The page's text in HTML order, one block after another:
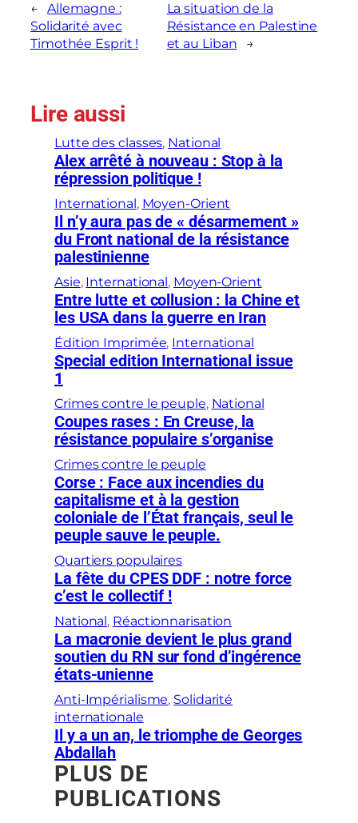
←
Allemagne :
Solidarité avec
Timothée Esprit !
La situation de la
Résistance en Palestine
et au Liban
→
Lire aussi
Lutte des classes, National
Alex arrêté à nouveau : Stop à la
répression politique !
International , Moyen-Orient
Il n’y aura pas de « désarmement »
du Front national de la résistance
palestinienne
Asie, International , Moyen-Orient
Entre lutte et collusion : la Chine et
les USA dans la guerre en Iran
Édition Imprimée, International
Special edition International issue
1
Crimes contre le peuple, National
Coupes rases : En Creuse, la
résistance populaire s’organise
Crimes contre le peuple
Corse : Face aux incendies du
capitalisme et à la gestion
coloniale de l’État français, seul le
peuple sauve le peuple.
Quartiers populaires
La fête du CPES DDF : notre force
c’est le collectif !
National , Réactionnarisation
La macronie devient le plus grand
soutien du RN sur fond d’ingérence
états-unienne
Anti-Impérialisme, Solidarité
internationale
Il y a un an, le triomphe de Georges
Abdallah
PLUS DE
PUBLICATIONS